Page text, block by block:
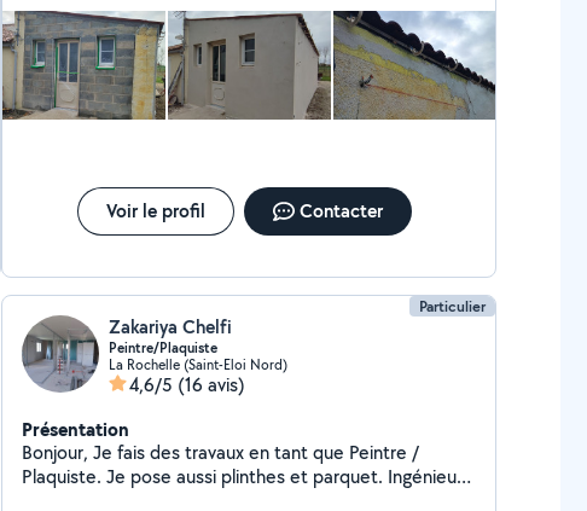
Voir le profil Contacter
Particulier
Zakariya Chelfi
Peintre/Plaquiste
La Rochelle (Saint-Eloi Nord)
4,6/5 (16 avis)
Présentation
Bonjour, Je fais des travaux en tant que Peintre /
Plaquiste. Je pose aussi plinthes et parquet. Ingénieux,